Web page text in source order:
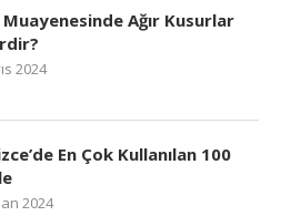
Ağır Kusurlar
2024
En Çok Kullanılan 100
2024